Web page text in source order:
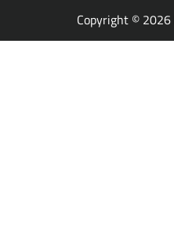
Copyright © 2026